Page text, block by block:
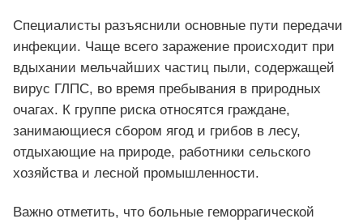
Специалисты разъяснили основные пути передачи
инфекции. Чаще всего заражение происходит при
вдыхании мельчайших частиц пыли, содержащей
вирус ГЛПС, во время пребывания в природных
очагах. К группе риска относятся граждане,
занимающиеся сбором ягод и грибов в лесу,
отдыхающие на природе, работники сельского
хозяйства и лесной промышленности.
Важно отметить, что больные геморрагической